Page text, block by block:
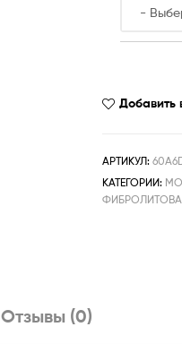
Добавить
АРТИКУЛ:
КАТЕГОРИИ:
Отзывы (0)